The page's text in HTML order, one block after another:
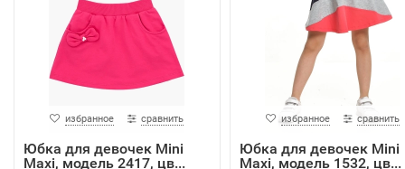
избранное сравнить
Юбка для девочек Mini
Maxi, модель 2417, цв...
избранное сравнить
Юбка для девочек Mini
Maxi, модель 1532, цв...